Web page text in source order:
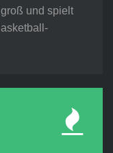
und spielt